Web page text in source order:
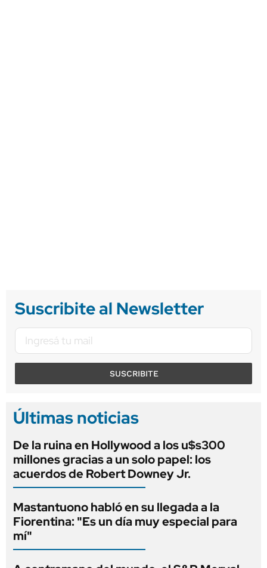
Suscribite al Newsletter
SUSCRIBITE
Últimas noticias
De la ruina en Hollywood a los u$s300
millones gracias a un solo papel: los
acuerdos de Robert Downey Jr.
Mastantuono habló en su llegada a la
Fiorentina: "Es un día muy especial para
mí"